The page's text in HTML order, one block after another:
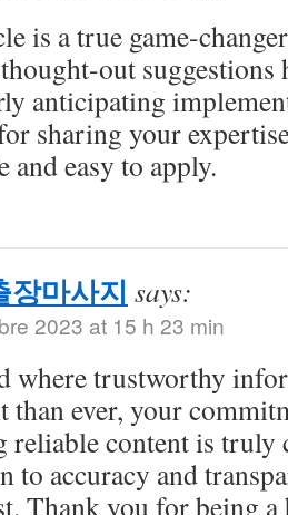
is a true game-
out
anticipating
sharing your
and easy to apply.
장마사지 says:
2023 at 15 h 23 min
where trustworthy
than ever, your
reliable content is truly
to accuracy and
Thank you for being